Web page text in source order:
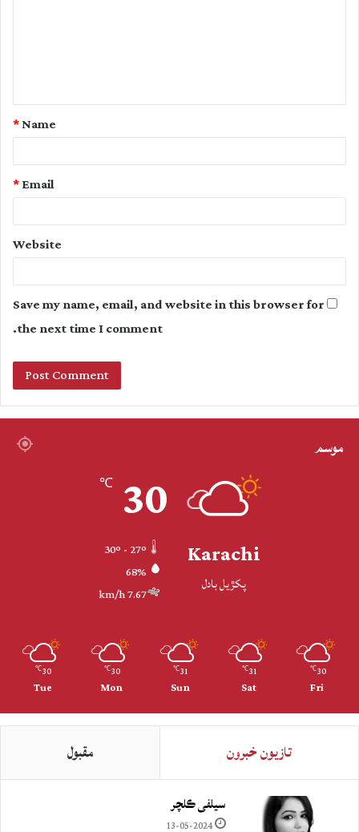
t
Name
*
Email
*
Website
Save my name, email, and website in this browser for
the next time I comment.
موسم
Karachi
پکڙيل بادل
30
℃
68%
7.67 km/h
30
℃
Fri
31
℃
Sat
31
℃
Sun
30
℃
Mon
30
℃
Tue
تازيون خبرون مقبول
سيلفي ڪلچر
13-05-2024